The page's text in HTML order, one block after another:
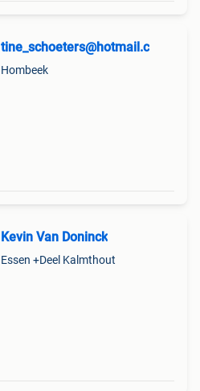
tine_schoeters@hotmail.c
Hombeek
Kevin Van Doninck
Essen +Deel Kalmthout